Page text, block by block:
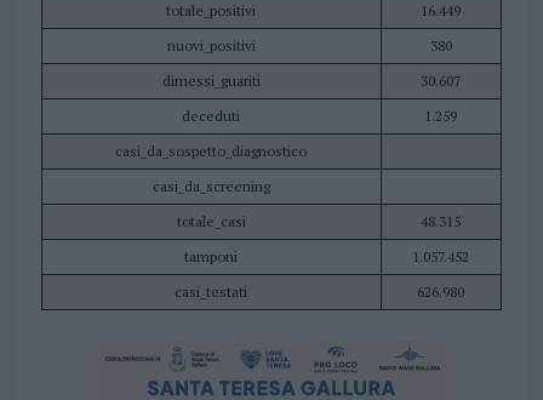
totale_positivi
16.449
nuovi_positivi
380
dimessi_guariti
30.607
deceduti
1.259
casi_da_sospetto_diagnostico
casi_da_screening
totale_casi
48.315
tamponi
1.057.452
casi_testati
626.980